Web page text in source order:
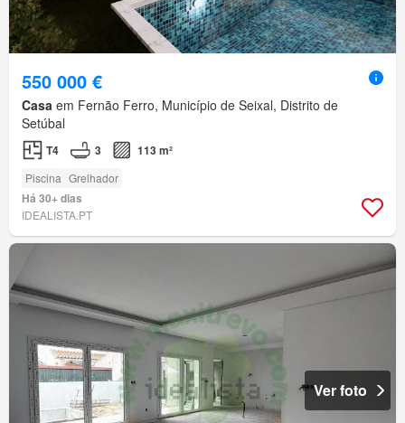
550 000 €
Casa em Fernão Ferro, Município de Seixal, Distrito de
Setúbal
T4 3 113 m²
Piscina Grelhador
Há 30+ dias
IDEALISTA.PT
Ver foto